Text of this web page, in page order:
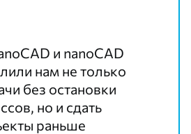
и nanoCAD
нам не только
без остановки
но и сдать
раньше